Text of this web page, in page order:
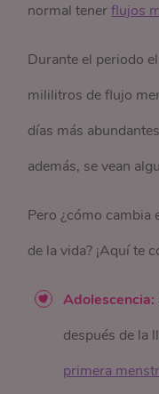
normal tenerflujos
Durante el periodo
mililitros de flujo
días más
además, se vean
Pero ¿cómo cambia
de la vida? ¡Aquí te
Adolescencia:
después de la
primera